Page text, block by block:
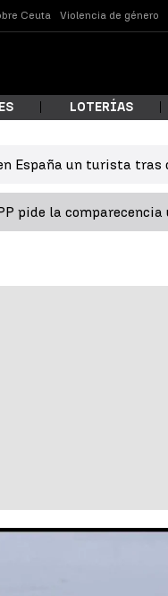
Ceuta Violencia de género
¿Qué estás
LOTERÍAS
España un turista
pide la